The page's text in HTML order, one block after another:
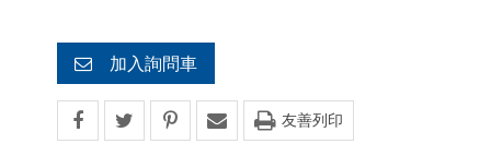
加入詢問車
友善列印